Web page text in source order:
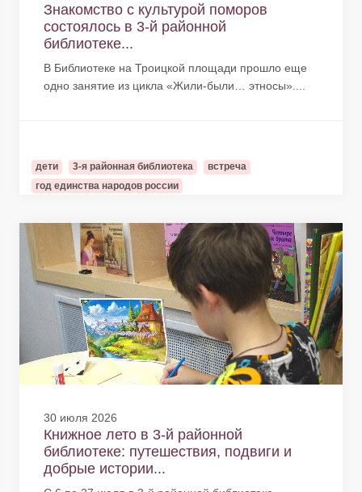
Знакомство с культурой поморов
состоялось в 3-й районной
библиотеке...
В Библиотеке на Троицкой площади прошло еще
одно занятие из цикла «Жили-были… этносы»....
дети 3-я районная библиотека
встреча
год единства народов россии
30 июля 2026
Книжное лето в 3-й районной
библиотеке: путешествия, подвиги и
добрые истории...